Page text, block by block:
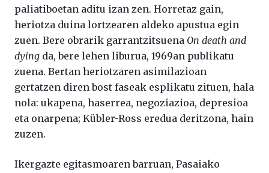
paliatiboetan aditu izan zen. Horretaz gain,
heriotza duina lortzearen aldeko apustua egin
zuen. Bere obrarik garrantzitsuena On death and
dying da, bere lehen liburua, 1969an publikatu
zuena. Bertan heriotzaren asimilazioan
gertatzen diren bost faseak esplikatu zituen, hala
nola: ukapena, haserrea, negoziazioa, depresioa
eta onarpena; Kübler-Ross eredua deritzona, hain
zuzen.
Ikergazte egitasmoaren barruan, Pasaiako